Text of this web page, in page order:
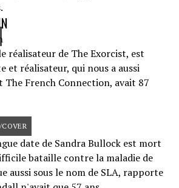
réalisateur de The Exorcist, est
et réalisateur, qui nous a aussi
French Connection, avait 87
date de Sandra Bullock est mort
bataille contre la maladie de
aussi sous le nom de SLA, rapporte